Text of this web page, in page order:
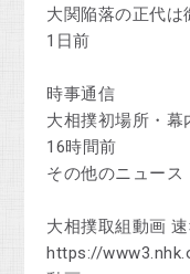
大関陥落の正代は
1日前
時事通信
大相撲初場所・幕
16時間前
その他のニュース
大相撲取組動画
https://